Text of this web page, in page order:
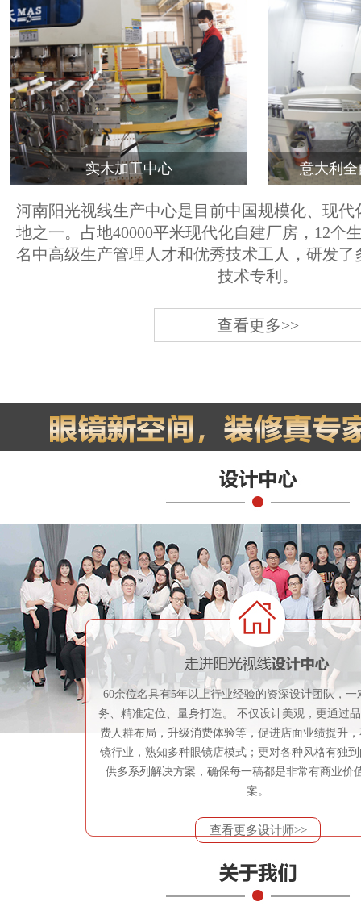
实木加工中心 意大利
河南阳光视线生产中心是目前中国规模化、现代
地之一。占地40000平米现代化自建厂房，12个
名中高级生产管理人才和优秀技术工人，研发了
技术专利。
查看更多>>
60余位名具有5年以上行业经验的资深设计团队，一
务、精准定位、量身打造。 不仅设计美观，更通过
费人群布局，升级消费体验等，促进店面业绩提升
镜行业，熟知多种眼镜店模式；更对各种风格有独
供多系列解决方案，确保每一稿都是非常有商业价
案。
查看更多设计师>>